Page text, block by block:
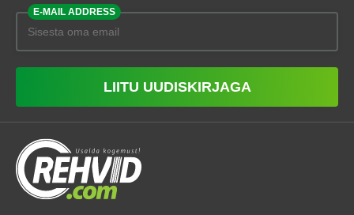
E-MAIL ADDRESS
LIITU UUDISKIRJAGA